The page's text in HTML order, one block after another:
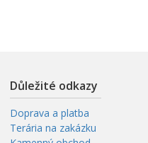
Důležité odkazy
Doprava a platba
Terária na zakázku